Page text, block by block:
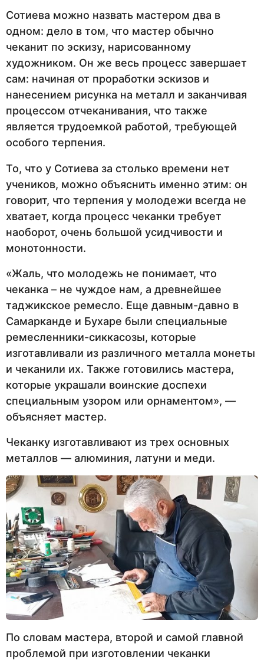
Сотиева можно назвать мастером два в
одном: дело в том, что мастер обычно
чеканит по эскизу, нарисованному
художником. Он же весь процесс завершает
сам: начиная от проработки эскизов и
нанесением рисунка на металл и заканчивая
процессом отчеканивания, что также
является трудоемкой работой, требующей
особого терпения.
То, что у Сотиева за столько времени нет
учеников, можно объяснить именно этим: он
говорит, что терпения у молодежи всегда не
хватает, когда процесс чеканки требует
наоборот, очень большой усидчивости и
монотонности.
«Жаль, что молодежь не понимает, что
чеканка – не чуждое нам, а древнейшее
таджикское ремесло. Еще давным-давно в
Самарканде и Бухаре были специальные
ремесленники-сиккасозы, которые
изготавливали из различного металла монеты
и чеканили их. Также готовились мастера,
которые украшали воинские доспехи
специальным узором или орнаментом», —
объясняет мастер.
Чеканку изготавливают из трех основных
металлов — алюминия, латуни и меди.
По словам мастера, второй и самой главной
проблемой при изготовлении чеканки